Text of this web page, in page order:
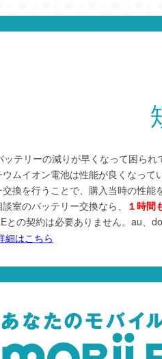
ッテリーの減りが早くなって困られ
ムイオン電池は性能が良くなって
換を行うことで、購入当時の性能
室のバッテリー交換なら、
１時間
との契約は必要ありません。au、
細はこちら